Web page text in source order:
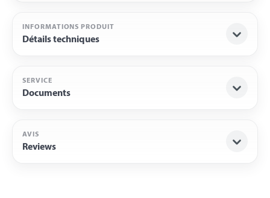
INFORMATIONS PRODUIT
Détails techniques
SERVICE
Documents
AVIS
Reviews